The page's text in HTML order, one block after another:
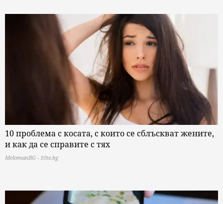
10 проблема с косата, с които се сблъскват жените,
и как да се справите с тях
MelomanBG - 10te.bg